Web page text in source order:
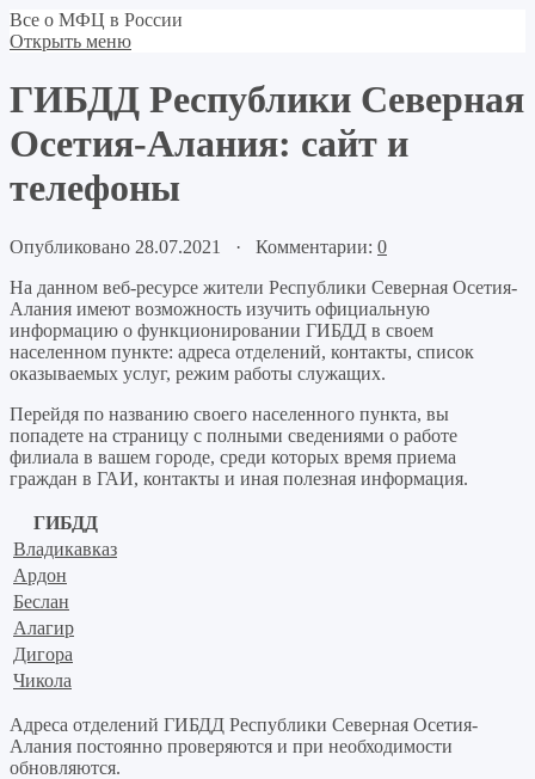
Все о МФЦ в России
Открыть меню
ГИБДД Республики Северная
Осетия-Алания: сайт и
телефоны
Опубликовано 28.07.2021 · Комментарии: 0
На данном веб-ресурсе жители Республики Северная Осетия-
Алания имеют возможность изучить официальную
информацию о функционировании ГИБДД в своем
населенном пункте: адреса отделений, контакты, список
оказываемых услуг, режим работы служащих.
Перейдя по названию своего населенного пункта, вы
попадете на страницу с полными сведениями о работе
филиала в вашем городе, среди которых время приема
граждан в ГАИ, контакты и иная полезная информация.
ГИБДД
Владикавказ
Ардон
Беслан
Алагир
Дигора
Чикола
Адреса отделений ГИБДД Республики Северная Осетия-
Алания постоянно проверяются и при необходимости
обновляются.